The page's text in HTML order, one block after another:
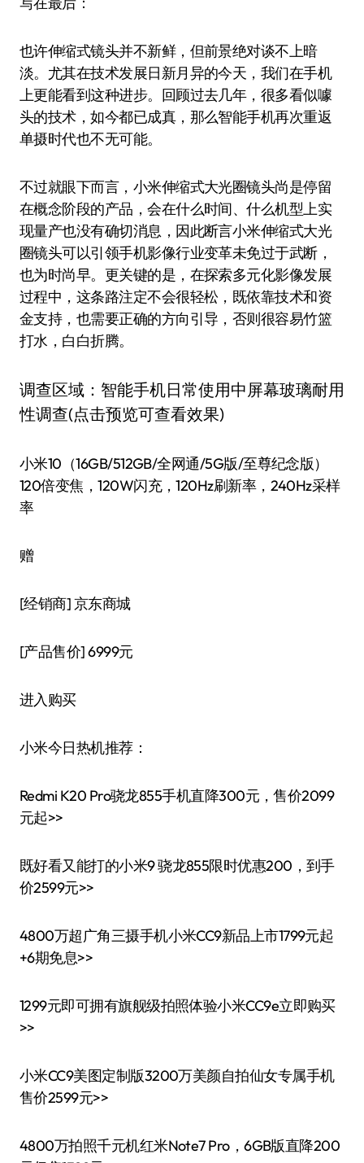
也许伸缩式镜头并不新鲜，但前景绝对谈不上暗
淡。尤其在技术发展日新月异的今天，我们在手机
上更能看到这种进步。回顾过去几年，很多看似噱
头的技术，如今都已成真，那么智能手机再次重返
单摄时代也不无可能。
不过就眼下而言，小米伸缩式大光圈镜头尚是停留
在概念阶段的产品，会在什么时间、什么机型上实
现量产也没有确切消息，因此断言小米伸缩式大光
圈镜头可以引领手机影像行业变革未免过于武断，
也为时尚早。更关键的是，在探索多元化影像发展
过程中，这条路注定不会很轻松，既依靠技术和资
金支持，也需要正确的方向引导，否则很容易竹篮
打水，白白折腾。
调查区域：智能手机日常使用中屏幕玻璃耐用
性调查(点击预览可查看效果)
小米10（16GB/512GB/全网通/5G版/至尊纪念版）
120倍变焦，120W闪充，120Hz刷新率，240Hz采样
率
赠
[经销商]京东商城
[产品售价]6999元
进入购买
小米今日热机推荐：
Redmi K20 Pro骁龙855手机直降300元，售价2099
元起>>
既好看又能打的小米9 骁龙855限时优惠200，到手
价2599元>>
4800万超广角三摄手机小米CC9新品上市1799元起
+6期免息>>
1299元即可拥有旗舰级拍照体验小米CC9e立即购买
>>
小米CC9美图定制版3200万美颜自拍仙女专属手机
售价2599元>>
4800万拍照千元机红米Note7 Pro，6GB版直降200